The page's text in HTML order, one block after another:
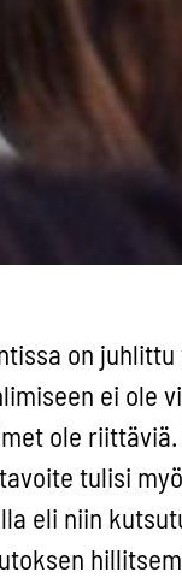
on
ei ole
ole
tulisi
eli niin